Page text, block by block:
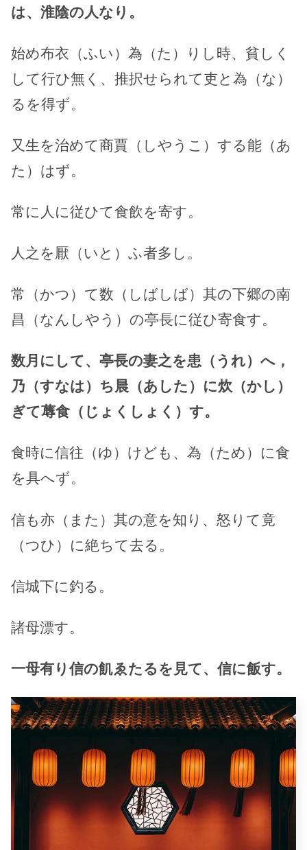
は、淮陰の人なり。
始め布衣（ふい）為（た）りし時、貧しく
して行ひ無く、推択せられて吏と為（な）
るを得ず。
又生を治めて商賈（しやうこ）する能（あ
た）はず。
常に人に従ひて食飲を寄す。
人之を厭（いと）ふ者多し。
常（かつ）て数（しばしば）其の下郷の南
昌（なんしやう）の亭長に従ひ寄食す。
数月にして、亭長の妻之を患（うれ）へ，
乃（すなは）ち晨（あした）に炊（かし）
ぎて蓐食（じょくしょく）す。
食時に信往（ゆ）けども、為（ため）に食
を具へず。
信も亦（また）其の意を知り、怒りて竟
（つひ）に絶ちて去る。
信城下に釣る。
諸母漂す。
一母有り信の飢ゑたるを見て、信に飯す。